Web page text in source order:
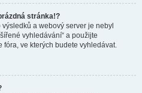
stránka!?
a webový server je nebyl
vyhledávání“ a použijte
fóra, ve kterých budete vyhledávat.